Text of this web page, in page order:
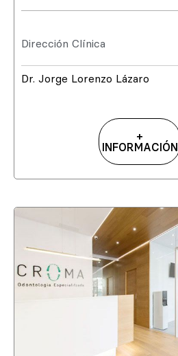
Dirección Clínica
Dr. Jorge Lorenzo Lázaro
+
INFORMACIÓN